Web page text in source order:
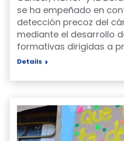
se ha empeñado en
detección precoz del
mediante el desarrollo
formativas dirigidas a
Details